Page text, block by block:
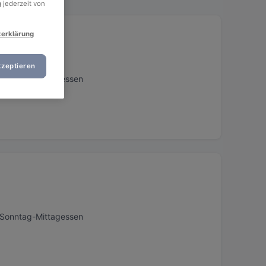
Mittagessen
Mittagessen
jederzeit von